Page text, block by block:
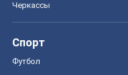
Черкассы
Спорт
Футбол